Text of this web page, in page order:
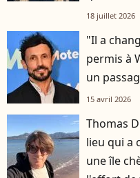
18 juillet 2026
"Il a
permis à
un
15 avril 2026
Thomas
lieu qui a
une île